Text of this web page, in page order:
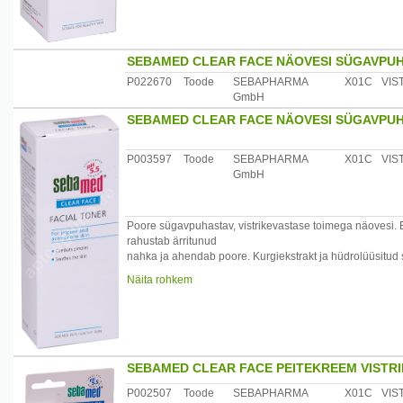
Laske vahul
mõjuda vähemalt 5 minutit. Seejärel loputage nahk
Koostis: Aqua, Cocamidopropyl Betainamide MEA
Päritolumaa: Saksamaa
SEBAMED CLEAR FACE NÄOVESI
P022670 Toode
SEBAPHARMA
GmbH
X01C
SEBAMED CLEAR FACE NÄOVESI
P003597 Toode
SEBAPHARMA
GmbH
X01C
Poore sügavpuhastav, vistrikevastase toimega
rahustab ärritunud
nahka ja ahendab poore. Kurgiekstrakt ja
nahakahjustusi. Allantoiin muudab naha pehmeks ja
Kasutamine: Võib kanda nii kuivale kui märjale nahale.
nahka eelnevalt Clear face seebiga, siis toniseeri
Näita rohkem
SEBAMED CLEAR FACE PEITEKREEM
P002507 Toode
SEBAPHARMA
X01C